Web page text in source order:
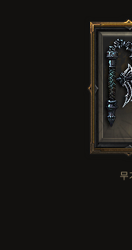
무